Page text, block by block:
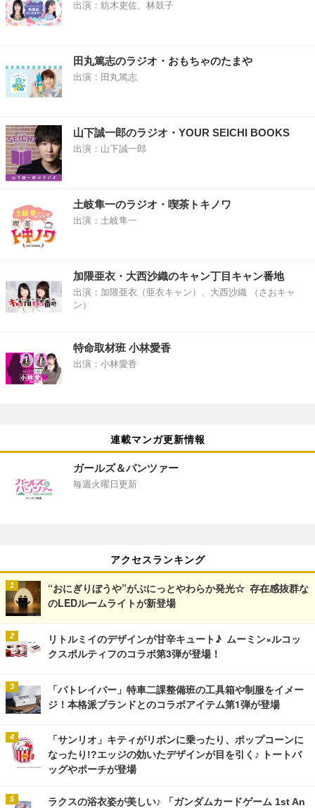
出演：紡木吏佐、林鼓子
田丸篤志のラジオ・おもちゃのたまや
出演：田丸篤志
山下誠一郎のラジオ・YOUR SEICHI BOOKS
出演：山下誠一郎
土岐隼一のラジオ・喫茶トキノワ
出演：土岐隼一
加隈亜衣・大西沙織のキャン丁目キャン番地
出演：加隈亜衣（亜衣キャン）、大西沙織 （さおキャ
ン）
特命取材班 小林愛香
出演：小林愛香
連載マンガ更新情報
ガールズ＆パンツァー
毎週火曜日更新
アクセスランキング
“おにぎりぼうや”がぷにっとやわらか発光☆ 存在感抜群な
のLEDルームライトが新登場
リトルミイのデザインが甘辛キュート♪ ムーミン×ルコッ
クスポルティフのコラボ第3弾が登場！
「パトレイバー」特車二課整備班の工具箱や制服をイメー
ジ！本格派ブランドとのコラボアイテム第1弾が登場
「サンリオ」キティがリボンに乗ったり、ポップコーンに
なったり!?エッジの効いたデザインが目を引く♪ トートバ
ッグやポーチが登場
ラクスの浴衣姿が美しい♪ 「ガンダムカードゲーム 1st An